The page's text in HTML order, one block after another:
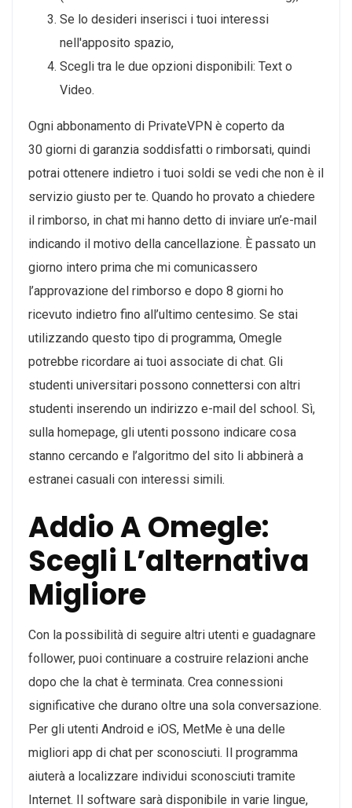
Se lo desideri inserisci i tuoi interessi
nell'apposito spazio,
Scegli tra le due opzioni disponibili: Text o
Video.
Ogni abbonamento di PrivateVPN è coperto da
30 giorni di garanzia soddisfatti o rimborsati, quindi
potrai ottenere indietro i tuoi soldi se vedi che non è il
servizio giusto per te. Quando ho provato a chiedere
il rimborso, in chat mi hanno detto di inviare un’e-mail
indicando il motivo della cancellazione. È passato un
giorno intero prima che mi comunicassero
l’approvazione del rimborso e dopo 8 giorni ho
ricevuto indietro fino all’ultimo centesimo. Se stai
utilizzando questo tipo di programma, Omegle
potrebbe ricordare ai tuoi associate di chat. Gli
studenti universitari possono connettersi con altri
studenti inserendo un indirizzo e-mail del school. Sì,
sulla homepage, gli utenti possono indicare cosa
stanno cercando e l’algoritmo del sito li abbinerà a
estranei casuali con interessi simili.
Addio A Omegle:
Scegli L’alternativa
Migliore
Con la possibilità di seguire altri utenti e guadagnare
follower, puoi continuare a costruire relazioni anche
dopo che la chat è terminata. Crea connessioni
significative che durano oltre una sola conversazione.
Per gli utenti Android e iOS, MetMe è una delle
migliori app di chat per sconosciuti. Il programma
aiuterà a localizzare individui sconosciuti tramite
Internet. Il software sarà disponibile in varie lingue,